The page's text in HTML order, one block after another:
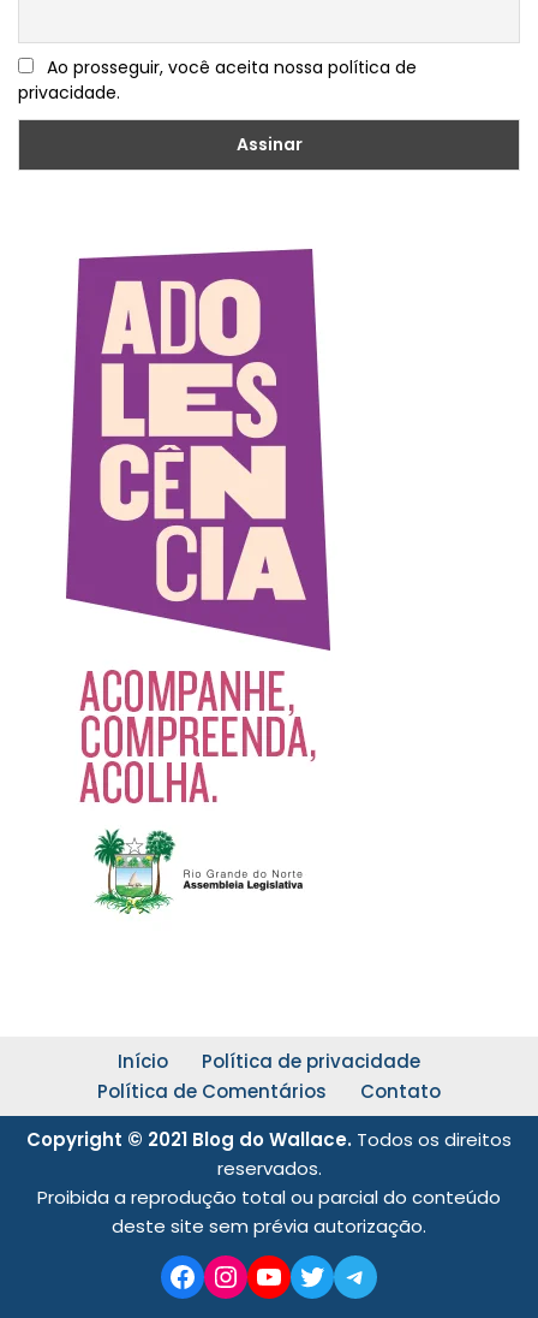
Ao prosseguir, você aceita nossa política de
privacidade.
Início
Política de privacidade
Política de Comentários
Contato
Copyright © 2021 Blog do Wallace. Todos os direitos
reservados.
Proibida a reprodução total ou parcial do conteúdo
deste site sem prévia autorização.